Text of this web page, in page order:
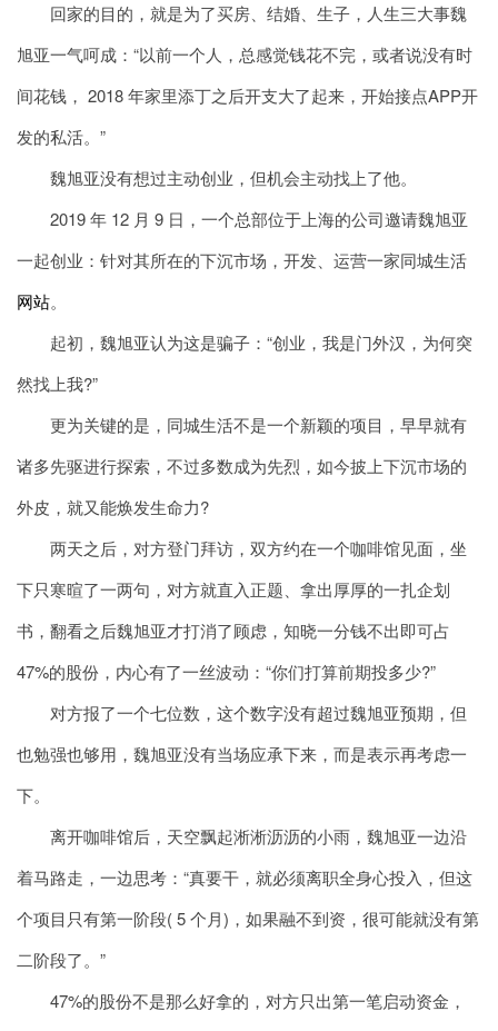
回家的目的，就是为了买房、结婚、生子，人生三大事魏
旭亚一气呵成：“以前一个人，总感觉钱花不完，或者说没有时
间花钱， 2018 年家里添丁之后开支大了起来，开始接点APP开
发的私活。”
魏旭亚没有想过主动创业，但机会主动找上了他。
2019 年 12 月 9 日，一个总部位于上海的公司邀请魏旭亚
一起创业：针对其所在的下沉市场，开发、运营一家同城生活
网站。
起初，魏旭亚认为这是骗子：“创业，我是门外汉，为何突
然找上我?”
更为关键的是，同城生活不是一个新颖的项目，早早就有
诸多先驱进行探索，不过多数成为先烈，如今披上下沉市场的
外皮，就又能焕发生命力?
两天之后，对方登门拜访，双方约在一个咖啡馆见面，坐
下只寒暄了一两句，对方就直入正题、拿出厚厚的一扎企划
书，翻看之后魏旭亚才打消了顾虑，知晓一分钱不出即可占
47%的股份，内心有了一丝波动：“你们打算前期投多少?”
对方报了一个七位数，这个数字没有超过魏旭亚预期，但
也勉强也够用，魏旭亚没有当场应承下来，而是表示再考虑一
下。
离开咖啡馆后，天空飘起淅淅沥沥的小雨，魏旭亚一边沿
着马路走，一边思考：“真要干，就必须离职全身心投入，但这
个项目只有第一阶段( 5 个月)，如果融不到资，很可能就没有第
二阶段了。”
47%的股份不是那么好拿的，对方只出第一笔启动资金，